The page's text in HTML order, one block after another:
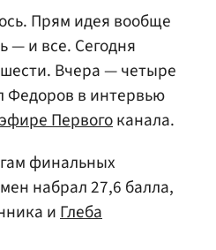
Прям идея вообще
— и все. Сегодня
Вчера — четыре
Федоров в интервью
Первогоканала.
финальных
набрал 27,6 балла,
и Глеба